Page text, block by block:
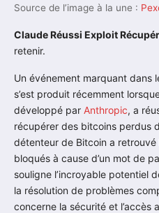
Source de l’image à la une :
Claude Réussi Exploit
retenir.
Un événement marquant dans
s’est produit récemment
développé par Anthropic, a
récupérer des bitcoins perdus
détenteur de Bitcoin a retrouvé
bloqués à cause d’un mot de
souligne l’incroyable potentiel
la résolution de problèmes
concerne la sécurité et l’accès